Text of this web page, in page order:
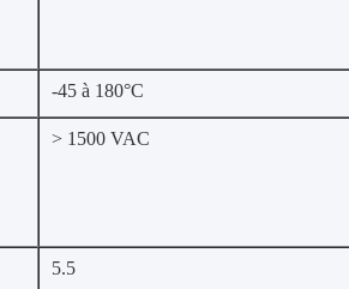
-45 à 180°C
> 1500 VAC
5.5